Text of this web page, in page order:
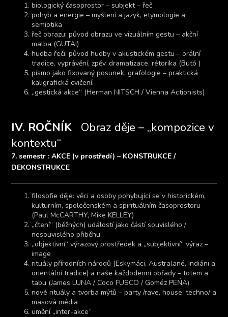
biologický časoprostor – subjekt – řeč
pohyb a energie – myšlení a jazyk, etymologie a
semiotika
řeč obrazu: původ obrazu ve vizuálním gestu – akční
malba (GUTAI)
hudba řeči: původ hudby v akustickém gestu – orální
tradice, vyprávění, zpěv, dramatizace, rétorika (Butó )
písmo jako fixovaný posunek, grafologie – praktická
kaligrafická cvičení.
„gestická akce“ (Herman NITSCH / Vienna Actionists)
IV. ROČNÍK Obraz děje – „kompozice v
kontextu“
7. semestr : AKCE (v prostředí) – KONSTRUKCE /
DEKONSTRUKCE
filosofie děje: věci a osoby pohybující se v historickém,
kulturním, společenském a spirituálním časoprostoru
(Paul McCARTHY, Mike KELLEY)
„čtení“ (běžných) událostí jako částí souvislého /
nesouvislého přiběhu
„objektivní“ výrazový prostředek a „subjektivní“ výraz –
image
rituály přírodních národů (Eskymáci, Australané, Indiáni a
orientální tradice) a naše každodenní obřady – totem a
tabu (James LUNA / Coco FUSCO / Goméz PEŃA)
nové rituály a tvorba mýtů – party /rave, house, techno/ a
masová média
umění „inter-akce“